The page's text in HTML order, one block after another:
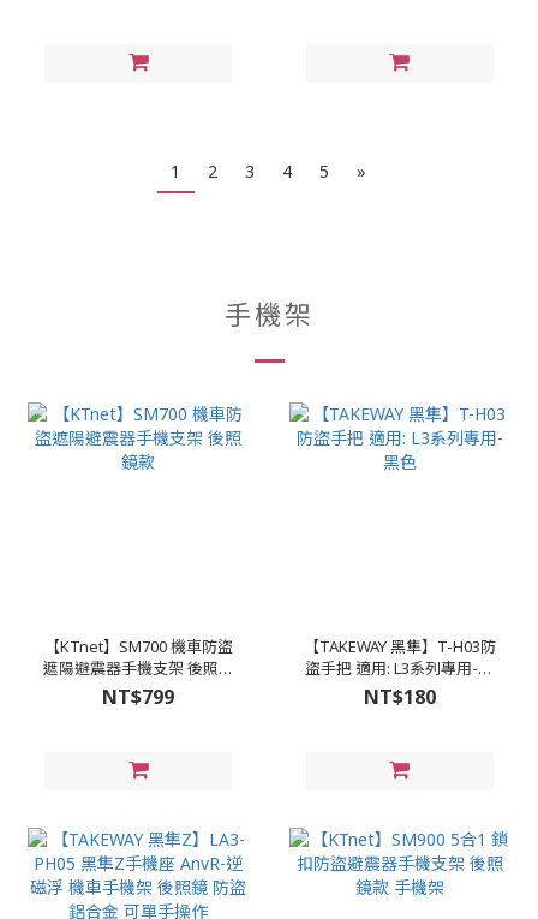
1 2 3 4 5 »
手機架
【KTnet】SM700 機車防盜
遮陽避震器手機支架 後照鏡
款
NT$799
【TAKEWAY 黑隼】T-H03防
盜手把 適用: L3系列專用-黑
色
NT$180